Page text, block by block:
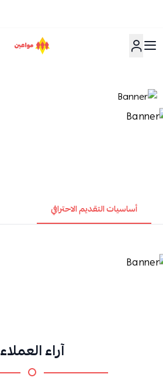
مواعين
أساسيات التقديم الاحترافي
آراء العملاء